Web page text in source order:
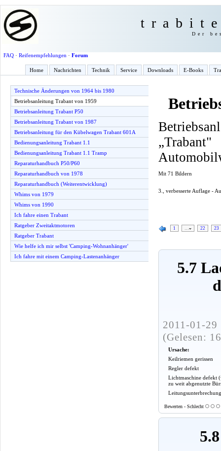
Der
FAQ· Reifenempfehlungen · Forum
Home Nachrichten Technik Service Downloads E-Books
Technische Änderungen von 1964 bis 1980
Betriebsanleitung Trabant von 1959
Betriebsanleitung Trabant P50
Betriebsanleitung Trabant von 1987
Betriebsanleitung für den Kübelwagen Trabant 601A
Bedienungsanleitung Trabant 1.1
Bedienungsanleitung Trabant 1.1 Tramp
Reparaturhandbuch P50/P60
Reparaturhandbuch von 1978
Reparaturhandbuch (Weiterentwicklung)
Whims von 1979
Whims von 1990
Ich fahre einen Trabant
Ratgeber Zweitaktmotoren
Ratgeber Trabant
Wie helfe ich mir selbst 'Camping-Wohnanhänger'
Ich fahre mit einem Camping-Lastenanhänger
Mit 71 Bildern
3., verbesserte Auflage -
1 22 23
5.7
2011-01-
(Gelesen:
Ursache:
Keilriemen gerissen
Regler defekt
Lichtmaschine defekt
zu weit abgenutzte
Leitungsunterbrechung
Bewerten - Schlecht